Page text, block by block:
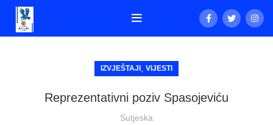
IZVJEŠTAJI VIJESTI
Reprezentativni poziv Spasojeviću
Sutjeska